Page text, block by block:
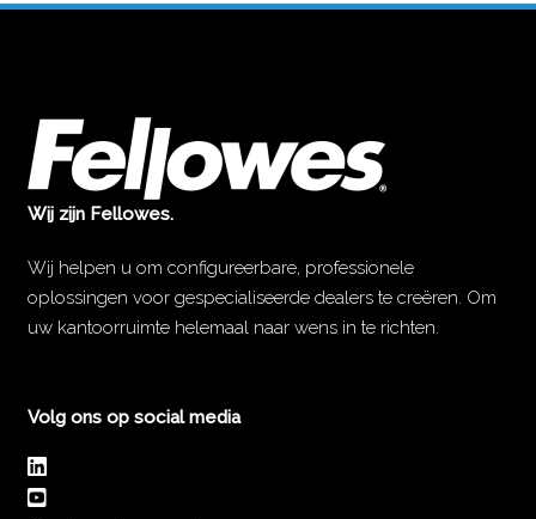
Wij zijn Fellowes.
Wij helpen u om configureerbare, professionele
oplossingen voor gespecialiseerde dealers te creëren. Om
uw kantoorruimte helemaal naar wens in te richten.
Volg ons op social media